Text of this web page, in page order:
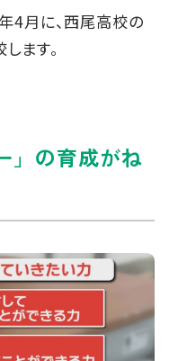
4月に、西尾高校の
ます。
」の育成がね